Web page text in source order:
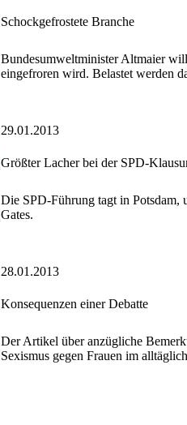
Schockgefrostete Branche
Bundesumweltminister Altmaier
eingefroren wird. Belastet werden
29.01.2013
Größter Lacher bei der SPD-
Die SPD-Führung tagt in Potsdam,
Gates.
28.01.2013
Konsequenzen einer Debatte
Der Artikel über anzügliche
Sexismus gegen Frauen im